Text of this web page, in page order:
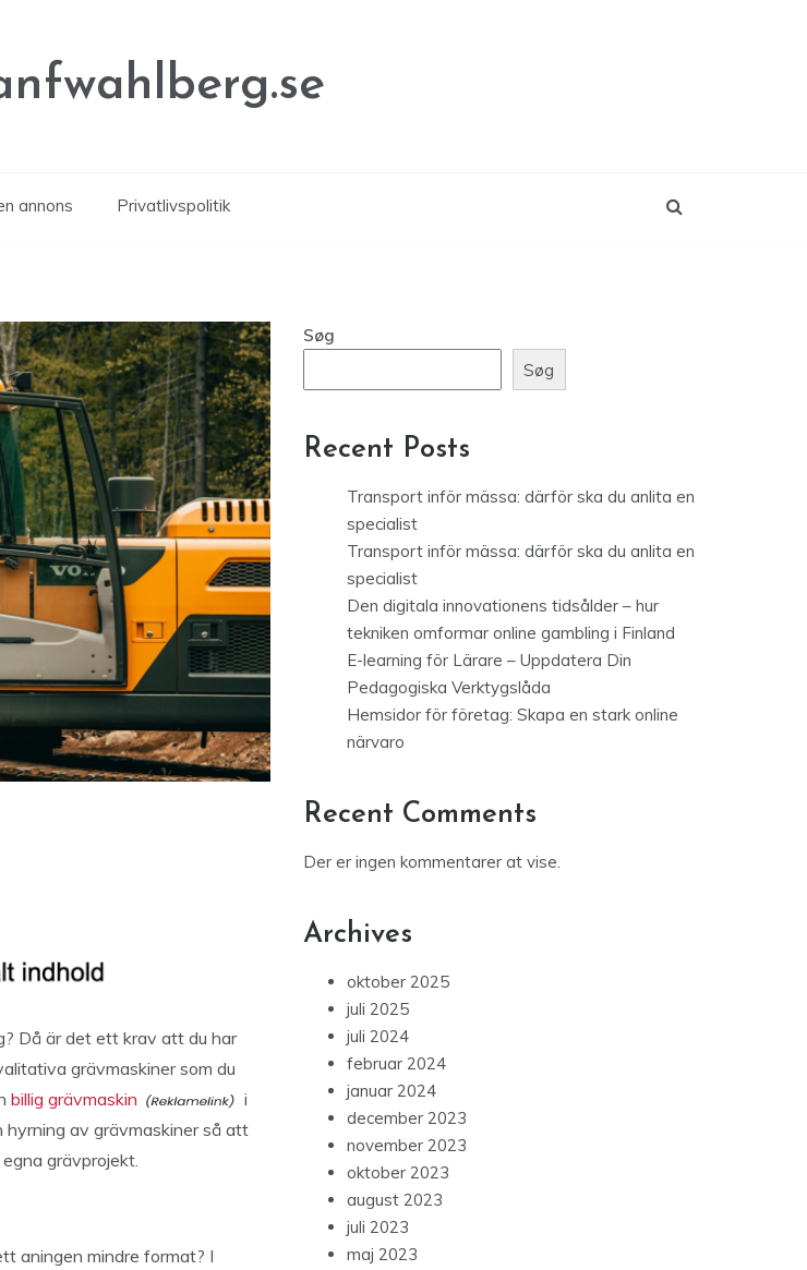
annons Privatlivspolitik
Då är det ett krav att du har
grävmaskiner som du
billig grävmaskin
i
hyrning av grävmaskiner så att
grävprojekt.
aningen mindre format? I
Søg
Søg
Recent Posts
Transport inför mässa: därför ska du anlita en
specialist
Transport inför mässa: därför ska du anlita en
specialist
Den digitala innovationens tidsålder – hur
tekniken omformar online gambling i Finland
E-learning för Lärare – Uppdatera Din
Pedagogiska Verktygslåda
Hemsidor för företag: Skapa en stark online
närvaro
Recent Comments
Der er ingen kommentarer at vise.
Archives
oktober 2025
juli 2025
juli 2024
februar 2024
januar 2024
december 2023
november 2023
oktober 2023
august 2023
juli 2023
maj 2023